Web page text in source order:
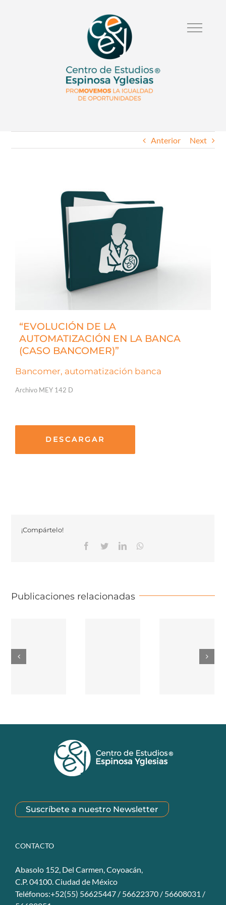
Anterior Next
“EVOLUCIÓN DE LA
AUTOMATIZACIÓN EN LA BANCA
(CASO BANCOMER)”
Bancomer, automatización banca
Archivo MEY 142 D
DESCARGAR
¡Compártelo!
Facebook
TwitterLinkedinWhatsapp
Publicaciones relacionadas
Suscríbete a nuestro Newsletter
CONTACTO
Abasolo 152, Del Carmen, Coyoacán,
C.P. 04100. Ciudad de México
Teléfonos:+52(55) 56625447 / 56622370 / 56608031 /